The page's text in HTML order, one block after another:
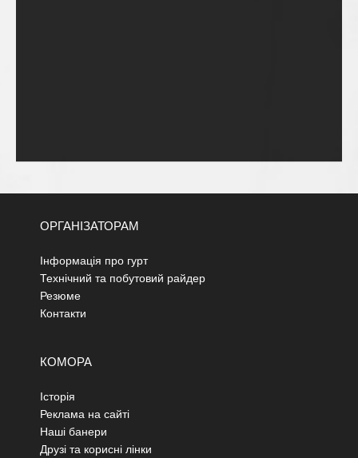
ОРГАНІЗАТОРАМ
Інформація про гурт
Технічний та побутовий райдер
Резюме
Контакти
КОМОРА
Історія
Реклама на сайті
Наші банери
Друзі та корисні лінки